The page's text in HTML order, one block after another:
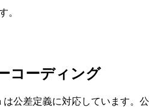
。
コーディング
は公差定義に対応しています。公